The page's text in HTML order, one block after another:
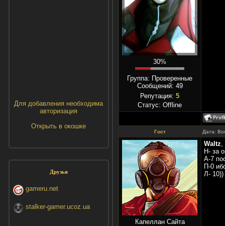
Для добавления необходима
авторизация
Открыть в окошке
Друзья
gameru.net
stalker-gamer.ucoz.ua
30%
Группа: Проверенные
Сообщений: 49
Репутация: 5
Статус: Offline
Гост Дата:
Капеллан Сайта
Waltz,
Н- за
А-7
П-0
Л- 10))